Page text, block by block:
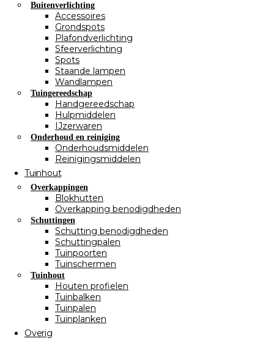
Buitenverlichting
Accessoires
Grondspots
Plafondverlichting
Sfeerverlichting
Spots
Staande lampen
Wandlampen
Tuingereedschap
Handgereedschap
Hulpmiddelen
IJzerwaren
Onderhoud en reiniging
Onderhoudsmiddelen
Reinigingsmiddelen
Tuinhout
Overkappingen
Blokhutten
Overkapping benodigdheden
Schuttingen
Schutting benodigdheden
Schuttingpalen
Tuinpoorten
Tuinschermen
Tuinhout
Houten profielen
Tuinbalken
Tuinpalen
Tuinplanken
Overig